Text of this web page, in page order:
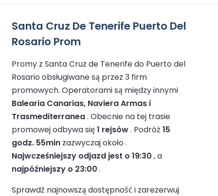
Santa Cruz De Tenerife Puerto Del
Rosario Prom
Promy z Santa Cruz de Tenerife do Puerto del
Rosario obsługiwane są przez 3 firm
promowych. Operatorami są między innymi
Balearia Canarias, Naviera Armas i
Trasmediterranea. Obecnie na tej trasie
promowej odbywa się1 rejsów. Podróż 15
godz. 55min zazwyczaj około .
Najwcześniejszy odjazd jest o 19:30 , a
najpóźniejszy o 23:00 .
Sprawdź najnowszą dostępność i zarezerwuj